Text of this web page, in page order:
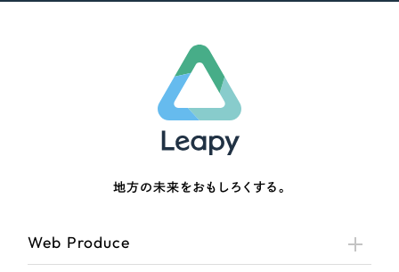
地方の未来をおもしろくする。
Web Produce